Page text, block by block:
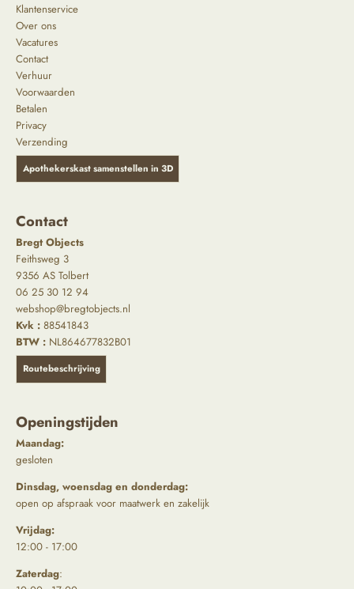
Klantenservice
Over ons
Vacatures
Contact
Verhuur
Voorwaarden
Betalen
Privacy
Verzending
Apothekerskast samenstellen in 3D
Contact
Bregt Objects
Feithsweg 3
9356 AS Tolbert
06 25 30 12 94
webshop@bregtobjects.nl
Kvk : 88541843
BTW : NL864677832B01
Routebeschrijving
Openingstijden
Maandag:
gesloten
Dinsdag, woensdag en donderdag:
open op afspraak voor maatwerk en zakelijk
Vrijdag:
12:00 - 17:00
Zaterdag: